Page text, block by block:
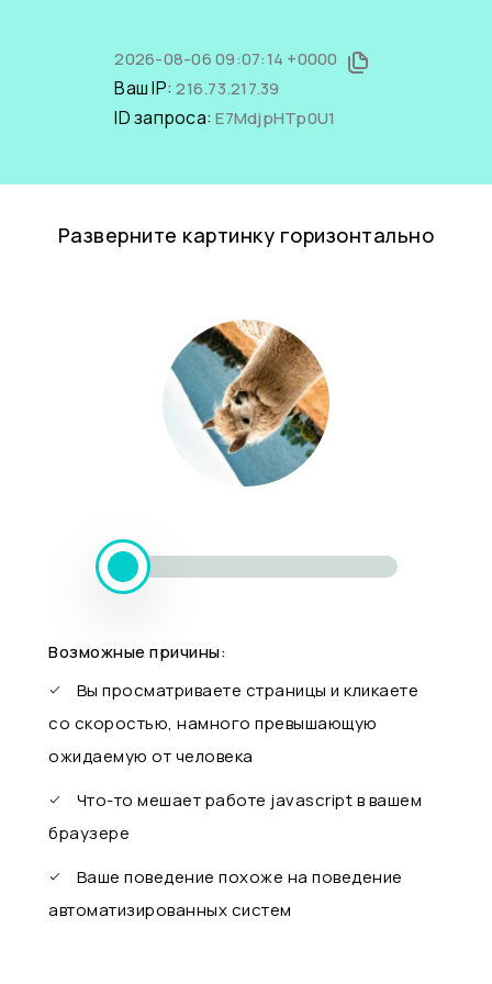
2026-08-06 09:07:14 +0000
Ваш IP:216.73.217.39
ID запроса:E7MdjpHTp0U1
Разверните картинку горизонтально
Возможные причины:
Вы просматриваете страницы и кликаете
со скоростью, намного превышающую
ожидаемую от человека
Что-то мешает работе javascript в вашем
браузере
Ваше поведение похоже на поведение
автоматизированных систем